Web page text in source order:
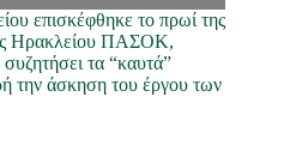
επισκέφθηκε το πρωί της
Ηρακλείου ΠΑΣΟΚ,
τα “καυτά”
την άσκηση του έργου των